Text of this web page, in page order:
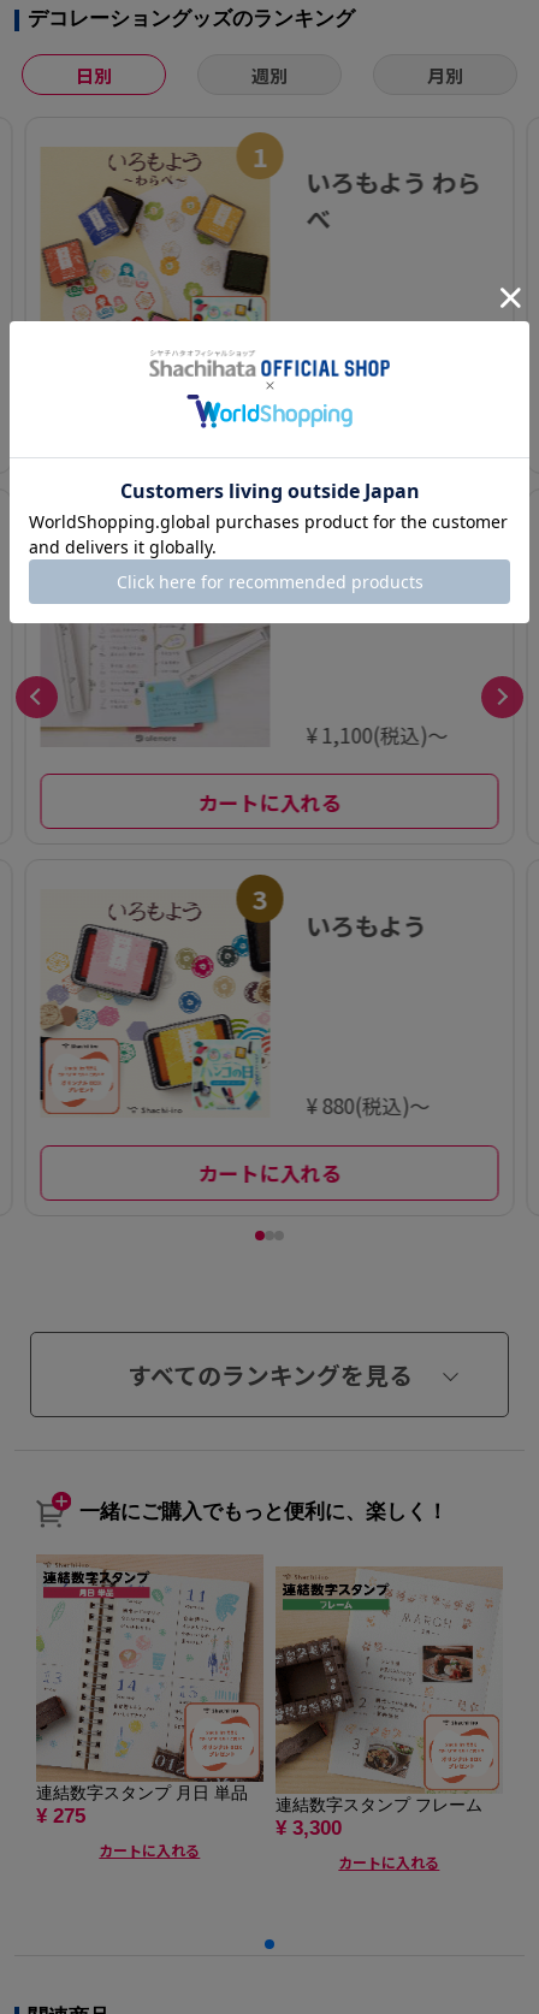
デコレーショングッズのランキング
日別 週別 月別
1
いろもよう わら
べ
¥ 605(税込)～
カートに入れる
2
nototoline (ノト
トライン)
¥ 1,100(税込)～
カートに入れる
3
いろもよう
¥ 880(税込)～
カートに入れる
すべてのランキングを見る
一緒にご購入でもっと便利に、楽しく！
連結数字スタンプ 月日 単品
¥ 275
カートに入れる
連結数字スタンプ フレーム
¥ 3,300
カートに入れる